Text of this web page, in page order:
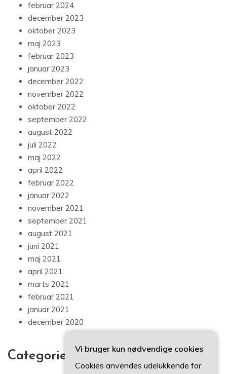
februar 2024
december 2023
oktober 2023
maj 2023
februar 2023
januar 2023
december 2022
november 2022
oktober 2022
september 2022
august 2022
juli 2022
maj 2022
april 2022
februar 2022
januar 2022
november 2021
september 2021
august 2021
juni 2021
maj 2021
april 2021
marts 2021
februar 2021
januar 2021
december 2020
Categories
Vi bruger kun nødvendige cookies
Cookies anvendes udelukkende for